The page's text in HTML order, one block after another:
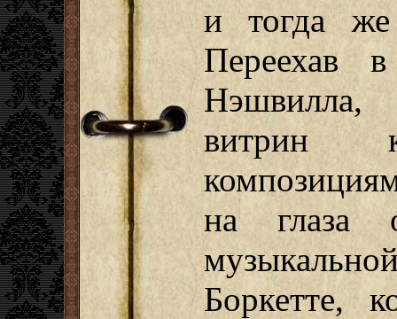
и тогда же
Переехав
Нэшвилла,
витрин
на глаза
Боркетте,